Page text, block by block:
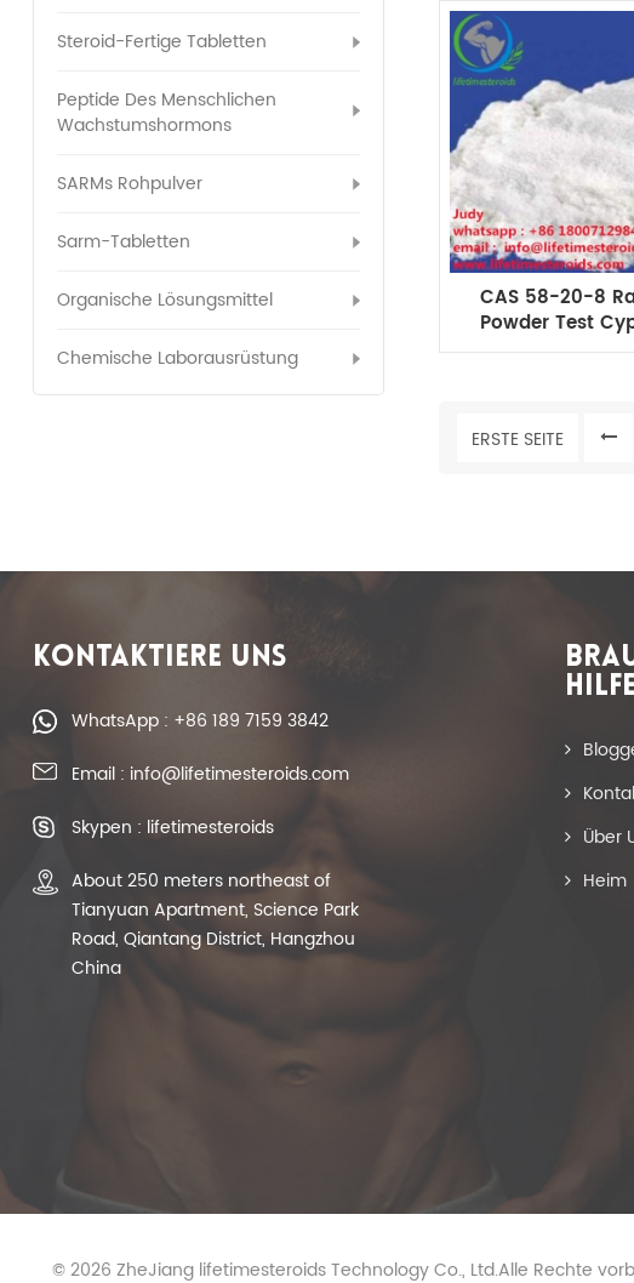
Steroid-Fertige Tabletten
Peptide Des Menschlichen
Wachstumshormons
SARMs Rohpulver
Sarm-Tabletten
Organische Lösungsmittel
Chemische Laborausrüstung
CAS 58-20-8
Powder Test
Loss Powder
ERSTE SEITE
KONTAKTIERE UNS
WhatsApp : +86 189 7159 3842
Email : info@lifetimesteroids.com
Skypen : lifetimesteroids
About 250 meters northeast of
Tianyuan Apartment, Science Park
Road, Qiantang District, Hangzhou
China
HILFE
Über
Heim
© 2026 ZheJiang lifetimesteroids Technology Co., Ltd.Alle Rechte